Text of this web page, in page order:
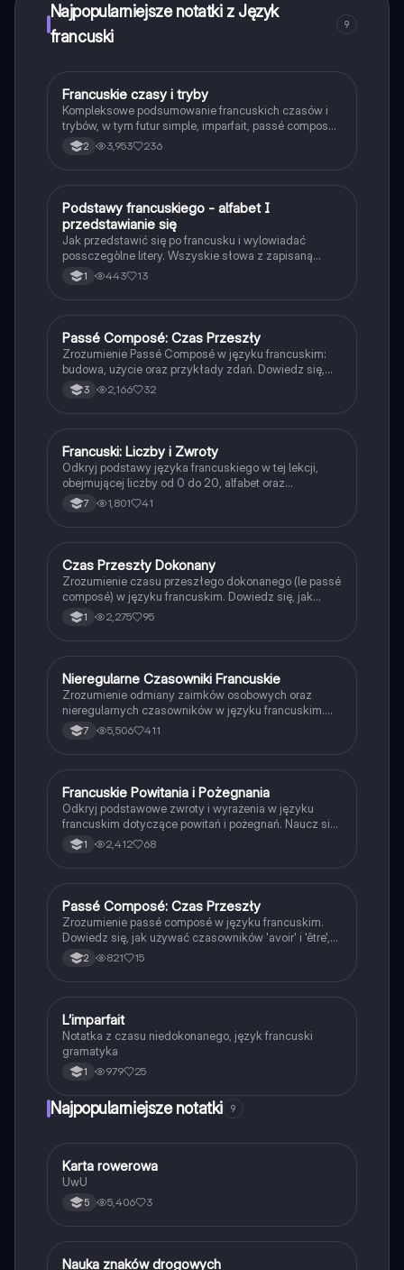
Najpopularniejsze notatki z Język
francuski
9
Język francuski
Francuskie czasy i tryby
Kompleksowe podsumowanie francuskich czasów i
trybów, w tym futur simple, imparfait, passé composé
oraz subjunctif. Zawiera przykłady odmiany
czasowników oraz zasady użycia. Idealne dla
2 3,953 236
Język francuski
Podstawy francuskiego - alfabet I
przedstawianie się
Jak przedstawić się po francusku i wylowiadać
possczegòlne litery. Wszyskie słowa z zapisaną
wymową.
1 443 13
Język francuski
Passé Composé: Czas Przeszły
Zrozumienie Passé Composé w języku francuskim:
budowa, użycie oraz przykłady zdań. Dowiedz się,
jak tworzyć zdania w czasie przeszłym z
czasownikami avoir i être. Idealne dla uczniów 3
3 2,166 32
Język francuski
Francuski: Liczby i Zwroty
Odkryj podstawy języka francuskiego w tej lekcji,
obejmującej liczby od 0 do 20, alfabet oraz
podstawowe zwroty. Idealne dla początkujących
uczniów, którzy chcą szybko przyswoić kluczowe
7 1,801 41
Język francuski
Czas Przeszły Dokonany
Zrozumienie czasu przeszłego dokonanego (le passé
composé) w języku francuskim. Dowiedz się, jak
używać czasowników 'être' i 'avoir', tworzyć
imiesłowy oraz stosować negację. Idealne dla
1 2,275 95
Język francuski
Nieregularne Czasowniki Francuskie
Zrozumienie odmiany zaimków osobowych oraz
nieregularnych czasowników w języku francuskim.
Obejmuje szczegółowe przykłady dla czasowników
'avoir', 'être', 'faire', 'aller' oraz czasowników pierwszej
7 5,506 411
Język francuski
Francuskie Powitania i Pożegnania
Odkryj podstawowe zwroty i wyrażenia w języku
francuskim dotyczące powitań i pożegnań. Naucz się,
jak się przedstawiać, pytać o samopoczucie oraz
odpowiadać na te pytania. Idealne dla
1 2,412 68
Język francuski
Passé Composé: Czas Przeszły
Zrozumienie passé composé w języku francuskim.
Dowiedz się, jak używać czasowników 'avoir' i 'être',
oraz poznaj zasady tworzenia formy przeszłej.
Idealne dla uczniów przygotowujących się do
2 821 15
Język francuski
L’imparfait
Notatka z czasu niedokonanego, język francuski
gramatyka
1 979 25
Najpopularniejsze notatki 9
KTechnika
Karta rowerowa
UwU
5 5,406 3
Technika
Nauka znaków drogowych